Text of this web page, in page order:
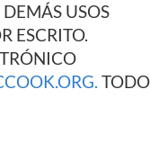
USOS
ESCRITO.
.